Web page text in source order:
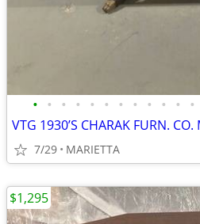
• • • • • • • • • • • •
7/29 MARIETTA
$1,295